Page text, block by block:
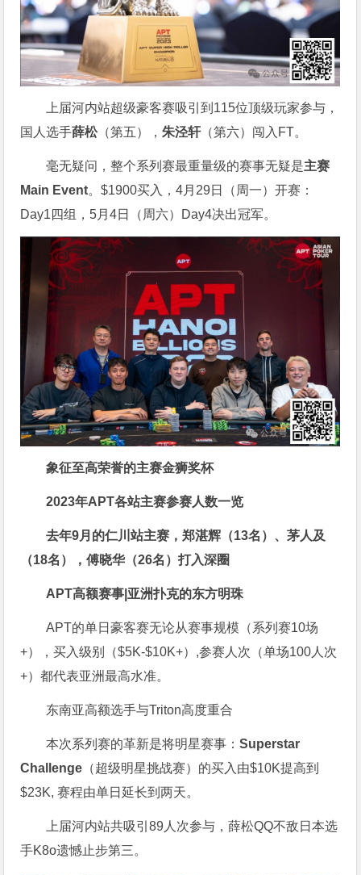
上届河内站超级豪客赛吸引到115位顶级玩家参与，
国人选手薛松（第五），朱泾轩（第六）闯入FT。
毫无疑问，整个系列赛最重量级的赛事无疑是主赛
Main Event。$1900买入，4月29日（周一）开赛：
Day1四组，5月4日（周六）Day4决出冠军。
象征至高荣誉的主赛金狮奖杯
2023年APT各站主赛参赛人数一览
去年9月的仁川站主赛，郑湛辉（13名）、茅人及
（18名），傅晓华（26名）打入深圈
APT高额赛事|亚洲扑克的东方明珠
APT的单日豪客赛无论从赛事规模（系列赛10场
+），买入级别（$5K-$10K+）,参赛人次（单场100人次
+）都代表亚洲最高水准。
东南亚高额选手与Triton高度重合
本次系列赛的革新是将明星赛事：Superstar
Challenge （超级明星挑战赛）的买入由$10K提高到
$23K, 赛程由单日延长到两天。
上届河内站共吸引89人次参与，薛松QQ不敌日本选
手K8o遗憾止步第三。